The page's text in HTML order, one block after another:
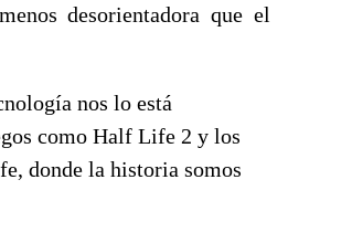
desorientadora que el
nos lo está
como Half Life 2 y los
donde la historia somos